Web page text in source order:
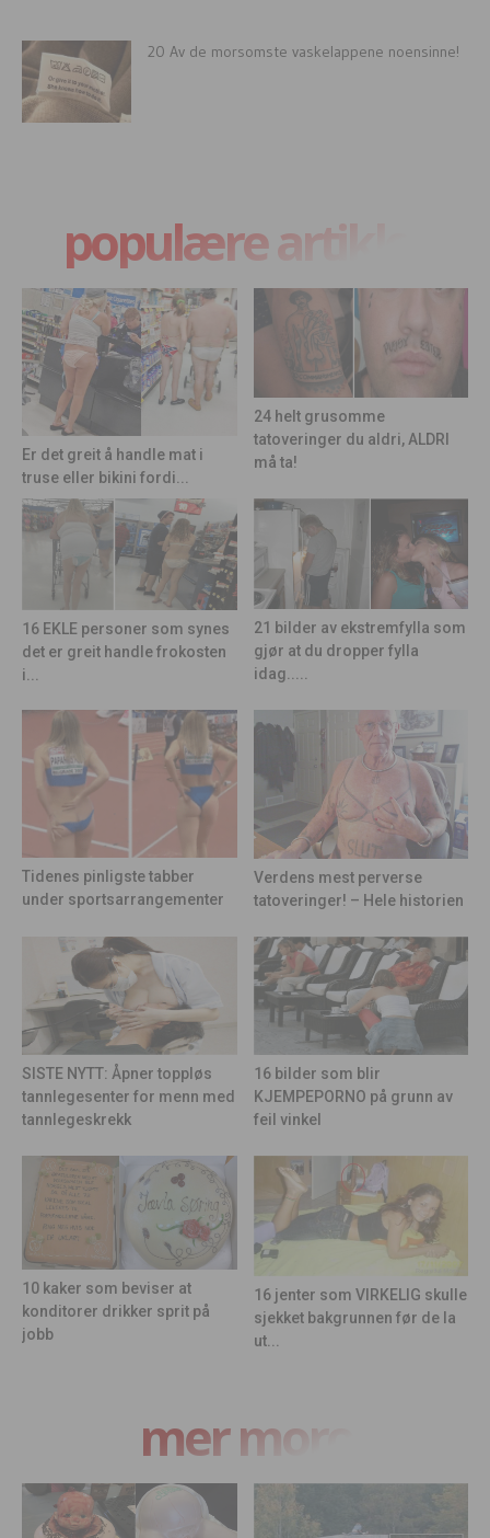
20 Av de morsomste vaskelappene noensinne!
populære artikler
Er det greit å handle mat i
truse eller bikini fordi...
24 helt grusomme
tatoveringer du aldri, ALDRI
må ta!
16 EKLE personer som synes
det er greit handle frokosten
i...
21 bilder av ekstremfylla som
gjør at du dropper fylla
idag.....
Tidenes pinligste tabber
under sportsarrangementer
Verdens mest perverse
tatoveringer! – Hele historien
SISTE NYTT: Åpner toppløs
tannlegesenter for menn med
tannlegeskrekk
16 bilder som blir
KJEMPEPORNO på grunn av
feil vinkel
10 kaker som beviser at
konditorer drikker sprit på
jobb
16 jenter som VIRKELIG skulle
sjekket bakgrunnen før de la
ut...
mer moro